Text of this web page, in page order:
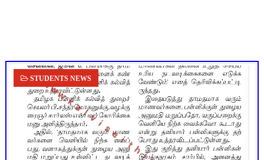
STUDENTS NEWS